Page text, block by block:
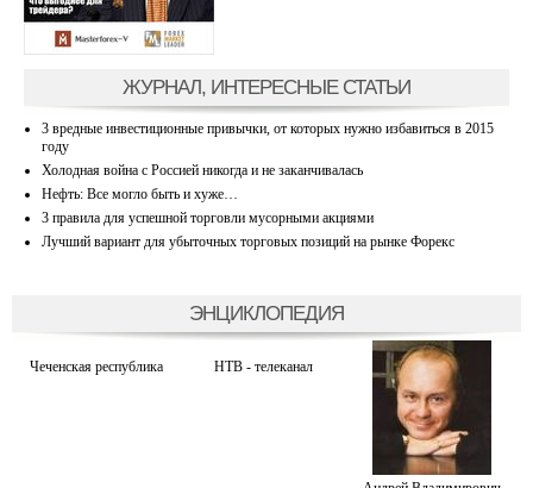
ЖУРНАЛ, ИНТЕРЕСНЫЕ СТАТЬИ
3 вредные инвестиционные привычки, от которых нужно избавиться в 2015
году
Холодная война с Россией никогда и не заканчивалась
Нефть: Все могло быть и хуже…
3 правила для успешной торговли мусорными акциями
Лучший вариант для убыточных торговых позиций на рынке Форекс
ЭНЦИКЛОПЕДИЯ
Чеченская республика НТВ - телеканал